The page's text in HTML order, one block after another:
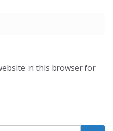
in this browser for